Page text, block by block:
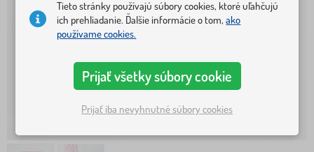
Tieto stránky používajú súbory cookies, ktoré uľahčujú
ich prehliadanie. Ďalšie informácie o tom,ako
používame cookies.
Prijať všetky súbory cookie
Prijať iba nevyhnutné súbory cookies